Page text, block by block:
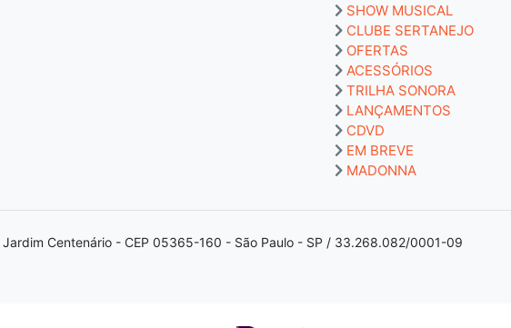
SHOW MUSICAL
CLUBE SERTANEJO
OFERTAS
ACESSÓRIOS
TRILHA SONORA
LANÇAMENTOS
CDVD
EM BREVE
MADONNA
Jardim Centenário - CEP 05365-160 - São Paulo - SP / 33.268.082/0001-09